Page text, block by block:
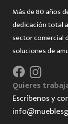
Más de 80 años
dedicación total
sector comercial
soluciones de
Quieres
Escríbenos y